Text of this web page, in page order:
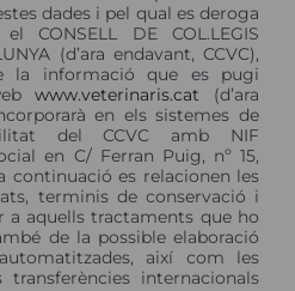
dades i pel qual es deroga
CONSELL DE COL.LEGIS
(d’ara endavant, CCVC),
la informació que es pugi
www.veterinaris.cat (d’ara
en els sistemes de
del CCVC amb NIF
en C/ Ferran Puig, nº 15,
continuació es relacionen les
terminis de conservació i
a aquells tractaments que ho
de la possible elaboració
així com les
internacionals